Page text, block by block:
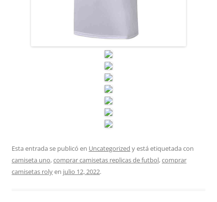
Esta entrada se publicó en Uncategorized y está etiquetada con
camiseta uno,comprar camisetas replicas de futbol,comprar
camisetas rolyen julio 12, 2022.